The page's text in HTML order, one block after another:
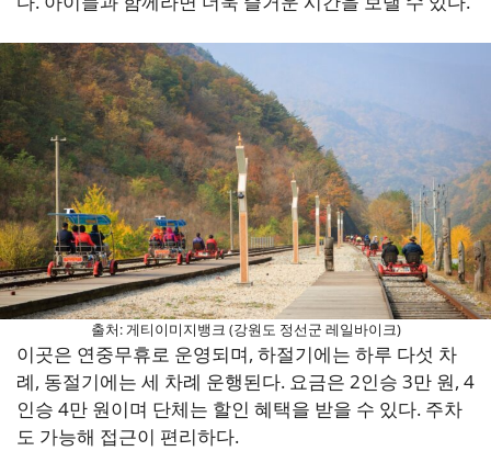
출처: 게티이미지뱅크 (강원도 정선군 레일바이크)
이곳은 연중무휴로 운영되며, 하절기에는 하루 다섯 차
례, 동절기에는 세 차례 운행된다. 요금은 2인승 3만 원, 4
인승 4만 원이며 단체는 할인 혜택을 받을 수 있다. 주차
도 가능해 접근이 편리하다.